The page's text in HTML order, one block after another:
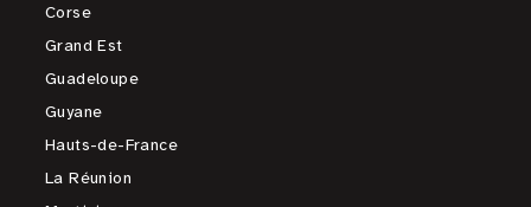
Corse
Grand Est
Guadeloupe
Guyane
Hauts-de-France
La Réunion